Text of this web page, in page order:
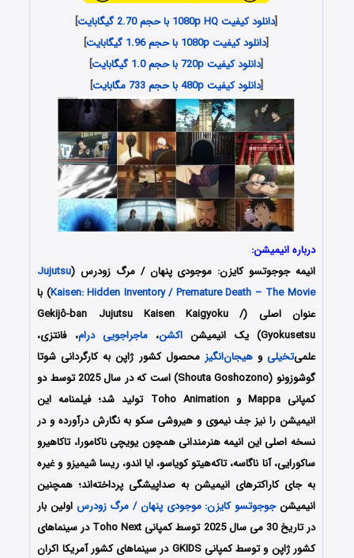
[دانلود کیفیت 1080p HQ با حجم 2.70 گیگابایت
]
[دانلود کیفیت 1080p با حجم 1.96 گیگابایت
]
[دانلود کیفیت 720p با حجم 1.0 گیگابایت
]
[دانلود کیفیت 480p با حجم 733 مگابایت ]
درباره انیمیشن:
انیمه جوجوتسو کایزن: موجودی پنهان / مرگ زودرس (Jujutsu
Kaisen: Hidden Inventory / Premature Death – The Movie) با
عنوان اصلی (Gekijô-ban Jujutsu Kaisen Kaigyoku /
Gyokusetsu) یک انیمیشن
اکشن،ماجراجویی درام، فانتزی،
علمی‌تخیلی وهیجان‌انگیز محصول کشور ژاپن به کارگردانی شوتا
گوشوزونو (Shouta Goshozono) است که در سال 2025 توسط دو
کمپانی Mappa و Toho Animation تولید شد؛ فیلمنامه این
انیمیشن را نیز جف نیموی و هیروشی سکو به نگارش درآورده و در
نسخه اصلی این انیمه هنرمندانی همچون یویچی ناکامورا،تاکاهیرو
ساکورایی،آنا ناگاسه،تاکه‌هیتو کویاسو، ایا اندو،ریسا شیمیزو و غیره
به جای کاراکترهای انیمیشن به صداپیشگی پرداخته‌‌اند؛ همچنین
انیمیشنجوجوتسو کایزن: موجودی پنهان / مرگ زودرس اولین بار
در تاریخ 30 می سال 2025 توسط کمپانی
Toho Next در سینماهای
کشور ژاپن و توسط کمپانی
GKIDS در سینماهای کشور آمریکا اکران